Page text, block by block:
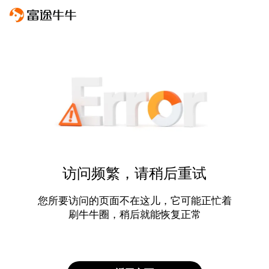
访问频繁，请稍后重试
您所要访问的页面不在这儿，它可能正忙着
刷牛牛圈，稍后就能恢复正常